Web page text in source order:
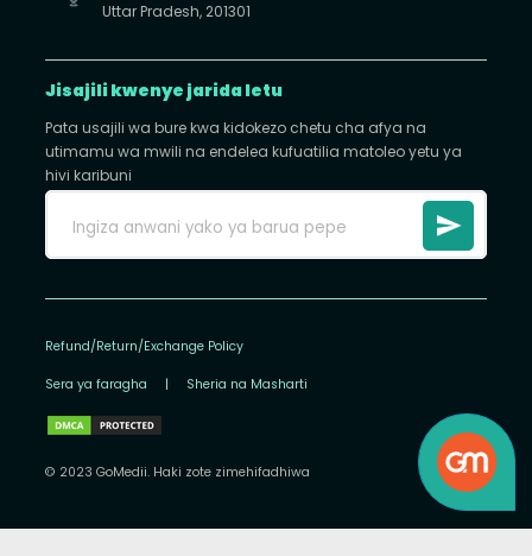
Uttar Pradesh, 201301
Jisajili kwenye jarida letu
Pata usajili wa bure kwa kidokezo chetu cha afya na
utimamu wa mwili na endelea kufuatilia matoleo yetu ya
hivi karibuni
Refund/Return/Exchange Policy
Sera ya faragha | Sheria na Masharti
© 2023 GoMedii. Haki zote zimehifadhiwa